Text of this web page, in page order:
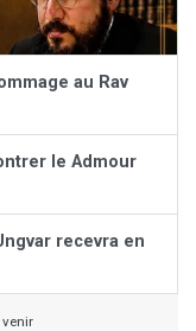
au Rav
le Admour
recevra en